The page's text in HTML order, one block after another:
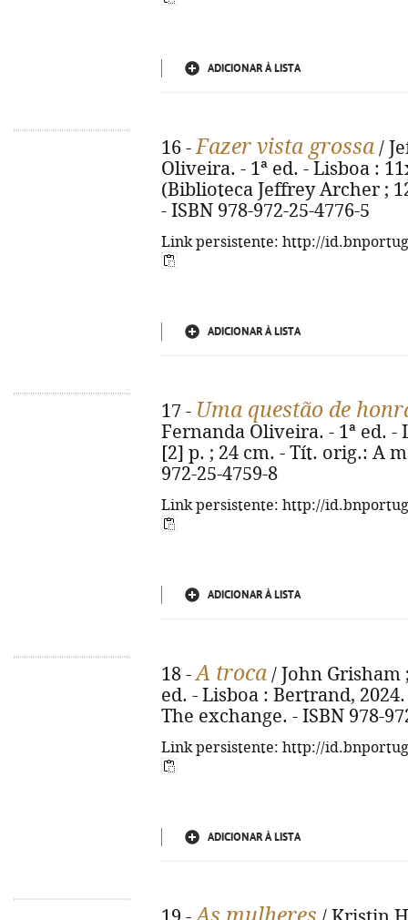
ADICIONAR À LISTA
16 -Fazer vista grossa /
Oliveira. - 1ª ed. - Lisboa :
(Biblioteca Jeffrey Archer ;
- ISBN 978-972-25-4776-5
Link persistente: http://
ADICIONAR À LISTA
17 - Uma questão de
Fernanda Oliveira. - 1ª ed. -
[2] p. ; 24 cm. - Tít. orig.: A
972-25-4759-8
Link persistente: http://
ADICIONAR À LISTA
18 -A troca / John Grisham
ed. - Lisboa : Bertrand,
The exchange. - ISBN 978-
Link persistente: http://
ADICIONAR À LISTA